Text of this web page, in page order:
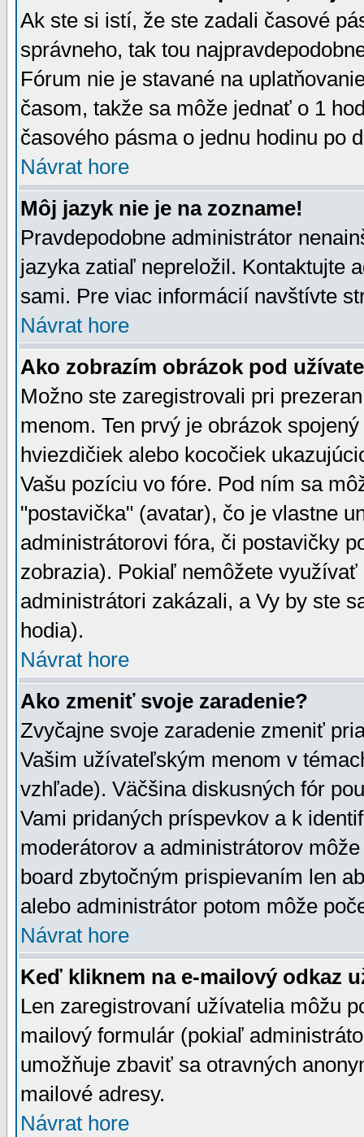
Ak ste si istí, že ste zadali časové
správneho, tak tou
Fórum nie je stavané na
časom, takže sa môže jednať o 1
časového pásma o jednu hodinu po
Návrat hore
Môj jazyk nie je na zozname!
Pravdepodobne administrátor
jazyka zatiaľ nepreložil. Kontaktujte
sami. Pre viac informácií navštívte
Návrat hore
Ako zobrazím obrázok pod
Možno ste zaregistrovali pri
menom. Ten prvý je obrázok
hviezdičiek alebo kocočiek
Vašu pozíciu vo fóre. Pod ním sa
"postavička" (avatar), čo je vlastne
administrátorovi fóra, či postavičky
zobrazia). Pokiaľ nemôžete
administrátori zakázali, a Vy by ste
hodia).
Návrat hore
Ako zmeniť svoje zaradenie?
Zvyčajne svoje zaradenie zmeniť
Vašim užívateľským menom v
vzhľade). Väčšina diskusných fór
Vami pridaných príspevkov a k
moderátorov a administrátorov
board zbytočným prispievaním len
alebo administrátor potom môže
Návrat hore
Keď kliknem na e-mailový odkaz
Len zaregistrovaní užívatelia môžu
mailový formulár (pokiaľ
umožňuje zbaviť sa otravných
mailové adresy.
Návrat hore